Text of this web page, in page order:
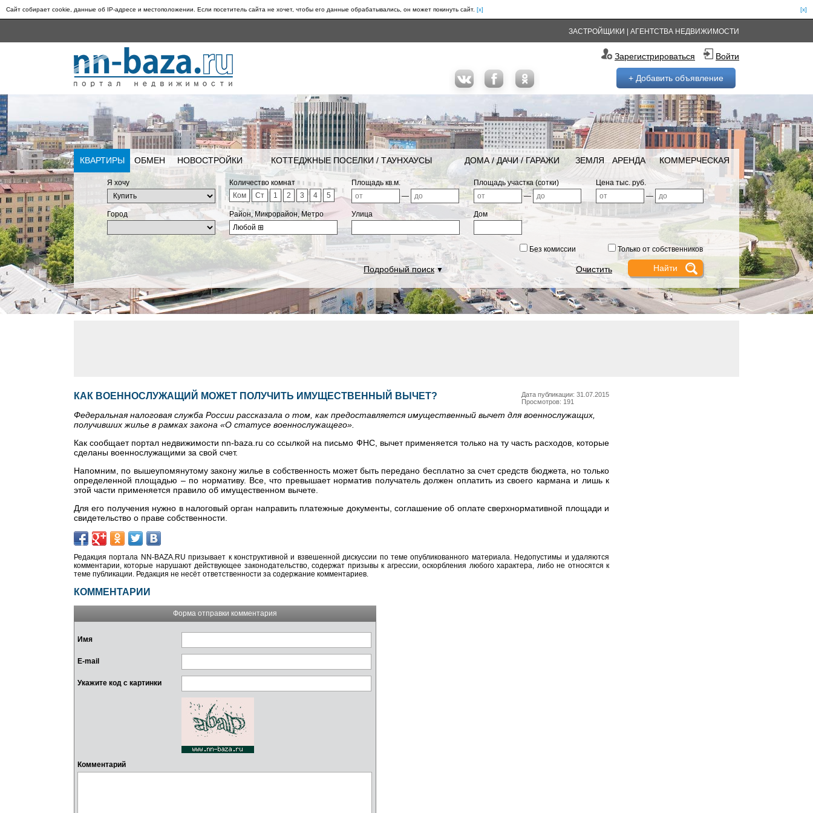
Сайт собирает cookie, данные об IP-адресе и местоположении. Если посетитель сайта не хочет, чтобы его данные обрабатывались, он может покинуть сайт. [x]
[x]
ЗАСТРОЙЩИКИ АГЕНТСТВА НЕДВИЖИМОСТИ
Зарегистрироваться Войти
+ Добавить объявление
КВАРТИРЫ ОБМЕН НОВОСТРОЙКИ КОТТЕДЖНЫЕ ПОСЕЛКИ / ТАУНХАУСЫ ДОМА / ДАЧИ / ГАРАЖИ ЗЕМЛЯ АРЕНДА КОММЕРЧЕСКАЯ
Я хочу
Количество комнат
Ком
Ст 1 2 3 4 5
Площадь кв.м.
—
Площадь участка (сотки)
—
Цена тыс. руб.
—
Город
Район, Микрорайон, Метро
Любой ⊞
Улица Дом
Без комиссии Только от собственников
Подробный поиск▼ Очистить
Дата публикации: 31.07.2015
Просмотров: 191
КАК ВОЕННОСЛУЖАЩИЙ МОЖЕТ ПОЛУЧИТЬ ИМУЩЕСТВЕННЫЙ ВЫЧЕТ?
Федеральная налоговая служба России рассказала о том, как предоставляется имущественный вычет для военнослужащих,
получивших жилье в рамках закона «О статусе военнослужащего».
Как сообщает портал недвижимости nn-baza.ru со ссылкой на письмо ФНС, вычет применяется только на ту часть расходов, которые
сделаны военнослужащими за свой счет.
Напомним, по вышеупомянутому закону жилье в собственность может быть передано бесплатно за счет средств бюджета, но только
определенной площадью – по нормативу. Все, что превышает норматив получатель должен оплатить из своего кармана и лишь к
этой части применяется правило об имущественном вычете.
Для его получения нужно в налоговый орган направить платежные документы, соглашение об оплате сверхнормативной площади и
свидетельство о праве собственности.
Редакция портала NN-BAZA.RU призывает к конструктивной и взвешенной дискуссии по теме опубликованного материала. Недопустимы и удаляются
комментарии, которые нарушают действующее законодательство, содержат призывы к агрессии, оскорбления любого характера, либо не относятся к
теме публикации. Редакция не несёт ответственности за содержание комментариев.
КОММЕНТАРИИ
Форма отправки комментария
Имя
E-mail
Укажите код с картинки
Комментарий